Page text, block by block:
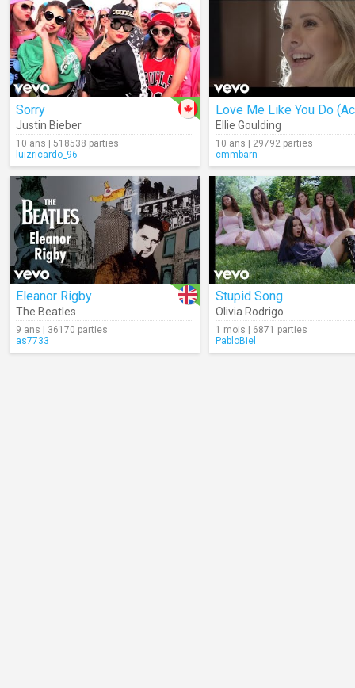
Sorry
Justin Bieber
10 ans | 518538 parties
luizricardo_96
Ellie Goulding
10 ans | 29792 parties
cmmbarn
Eleanor Rigby
The Beatles
9 ans | 36170 parties
as7733
Stupid Song
Olivia Rodrigo
1 mois | 6871 parties
PabloBiel